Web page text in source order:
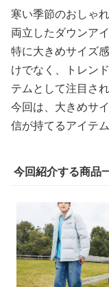
寒い季節のおしゃ
両立したダウンアイ
特に大きめサイズ
けでなく、トレン
テムとして注目され
今回は、大きめサ
信が持てるアイテ
今回紹介する商品